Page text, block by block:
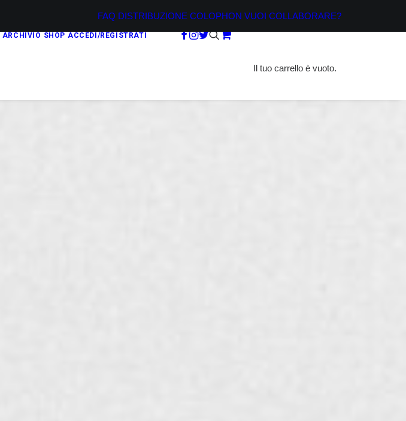
FAQ DISTRIBUZIONE COLOPHON VUOI COLLABORARE?
ARCHIVIO SHOP ACCEDI/REGISTRATI
Il tuo carrello è vuoto.